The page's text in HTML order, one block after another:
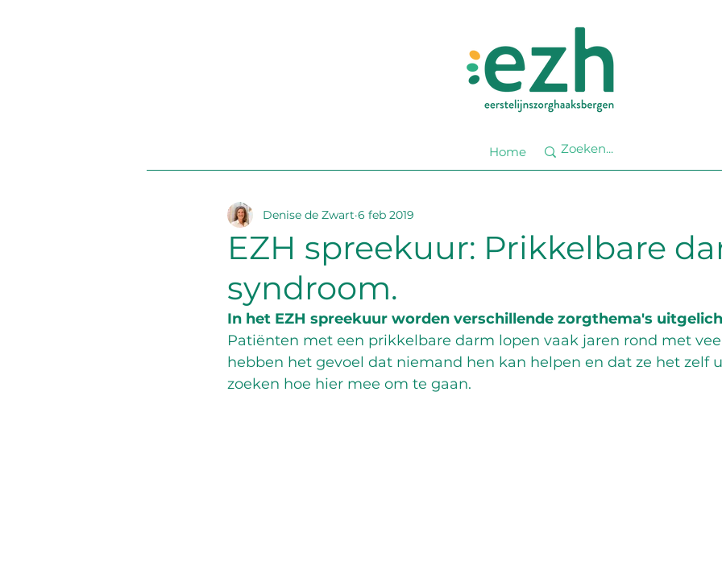
Home
EZH spreekuur: Prikkelbare
syndroom.
Denise de Zwart 6 feb 2019
In het EZH spreekuur worden verschillende zorgthema's
Patiënten met een prikkelbare darm lopen vaak jaren rond met
hebben het gevoel dat niemand hen kan helpen en dat ze het zelf
zoeken hoe hier mee om te gaan.